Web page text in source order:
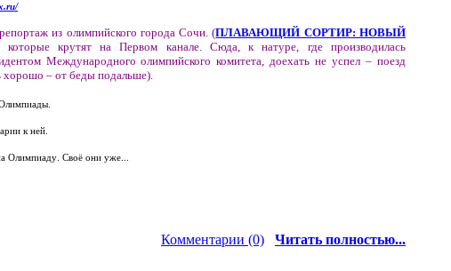
из олимпийского города Сочи. (ПЛАВАЮЩИЙ СОРТИР: НОВЫЙ
крутят на Первом канале. Сюда, к натуре, где производилась
Международного олимпийского комитета, доехать не успел – поезд
хорошо – от беды подальше).
к ней.
Олимпиаду. Своё они уже...
Комментарии (0) Читать полностью...